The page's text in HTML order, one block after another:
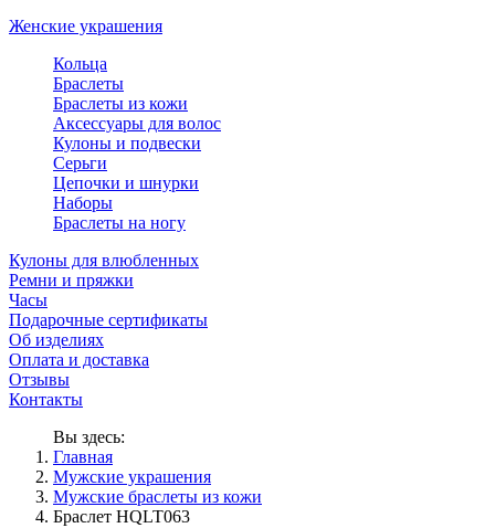
Женские украшения
Кольца
Браслеты
Браслеты из кожи
Аксессуары для волос
Кулоны и подвески
Серьги
Цепочки и шнурки
Наборы
Браслеты на ногу
Кулоны для влюбленных
Ремни и пряжки
Часы
Подарочные сертификаты
Об изделиях
Оплата и доставка
Отзывы
Контакты
Вы здесь:
Главная
Мужские украшения
Мужские браслеты из кожи
Браслет HQLT063